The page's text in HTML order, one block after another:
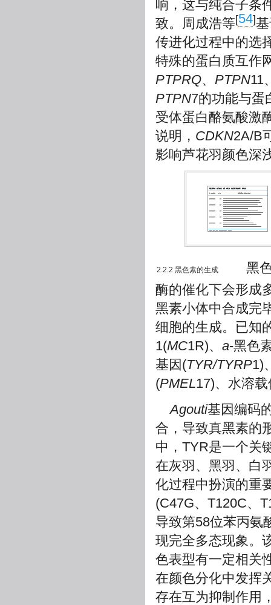
响，这与纯合子条
致。周成浩等[54]
传进化过程中的选
特殊的蛋白质互作
PTPRQ、 PTPN11
PTPN7的功能与蛋
受体蛋白酪氨酸激
说明， CDKN2A/B
影响芦花羽颜色深
2.2.2 黑色素的生成
黑色
酶的催化下会形成
黑素小体中合成完
细胞的生成。已知
1(MC1R)、 a-黑色
基因(TYR/TYRP1)
(PMEL17)、水溶
Agouti基因编码
合，导致真黑素的
中，TYR是一个关
在灰羽、黑羽、白
化过程中扮演的重
(C47G、T120C、
导致第58位苯丙氨
现完全多态现象。
色表型有一定相关
在颜色分化中发挥
存在互为抑制作用